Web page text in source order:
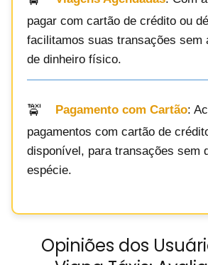
pagar com cartão de crédito ou
facilitamos suas transações sem
de dinheiro físico.
Pagamento com Cartão:
pagamentos com cartão de
disponível, para transações sem
espécie.
Opiniões dos